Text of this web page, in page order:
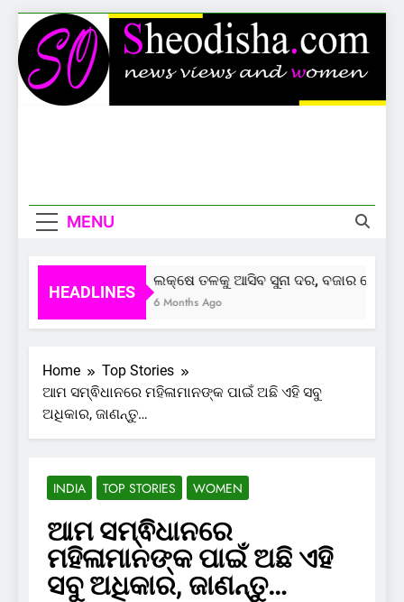
Skip
to
content
MENU
HEADLINES
ଲକ୍ଷେ ତଳକୁ ଆସିବ ସୁନା ଦର, ବଜାର ଦେଲାଣି
6 Months Ago
Home
Top Stories
ଆମ ସମ୍ଵିଧାନରେ ମହିଳାମାନଙ୍କ ପାଇଁ ଅଛି ଏହି ସବୁ
ଅଧିକାର, ଜାଣନ୍ତୁ…
INDIA TOP STORIES WOMEN
ଆମ ସମ୍ଵିଧାନରେ
ମହିଳାମାନଙ୍କ ପାଇଁ ଅଛି ଏହି
ସବୁ ଅଧିକାର, ଜାଣନ୍ତୁ…